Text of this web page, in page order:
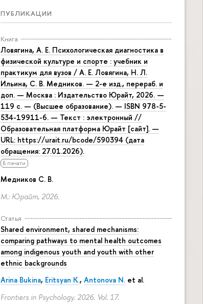
ПУБЛИКАЦИИ
Книга
Ловягина, А. Е. Психологическая диагностика в
физической культуре и спорте : учебник и
практикум для вузов / А. Е. Ловягина, Н. Л.
Ильина, С. В. Медников. — 2-е изд., перераб. и
доп. — Москва : Издательство Юрайт, 2026. —
119 с. — (Высшее образование). — ISBN 978-5-
534-19911-6. — Текст : электронный //
Образовательная платформа Юрайт [сайт]. —
URL: https://urait.ru/bcode/590394 (дата
обращения: 27.01.2026).
В печати
Медников С. В.
М.: Юрайт, 2026.
Статья
Shared environment, shared mechanisms:
comparing pathways to mental health outcomes
among indigenous youth and youth with other
ethnic backgrounds
Arina Bukina, Eritsyan K., Antonova N. et al.
Frontiers in Psychology. 2026. Vol. 17.